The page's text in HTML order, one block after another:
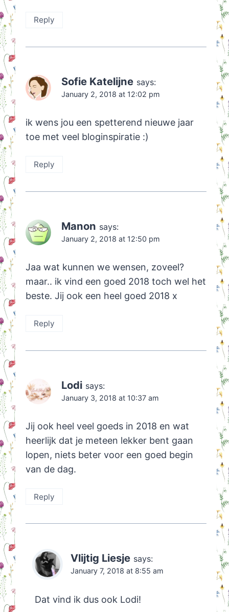
Reply
Sofie Katelijne says:
January 2, 2018 at 12:02 pm
ik wens jou een spetterend nieuwe jaar
toe met veel bloginspiratie :)
Reply
Manon says:
January 2, 2018 at 12:50 pm
Jaa wat kunnen we wensen, zoveel?
maar.. ik vind een goed 2018 toch wel het
beste. Jij ook een heel goed 2018 x
Reply
Lodi says:
January 3, 2018 at 10:37 am
Jij ook heel veel goeds in 2018 en wat
heerlijk dat je meteen lekker bent gaan
lopen, niets beter voor een goed begin
van de dag.
Reply
Vlijtig Liesje says:
January 7, 2018 at 8:55 am
Dat vind ik dus ook Lodi!